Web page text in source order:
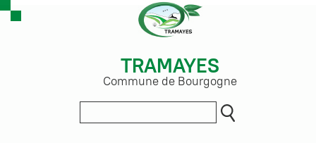
TRAMAYES
Commune de Bourgogne